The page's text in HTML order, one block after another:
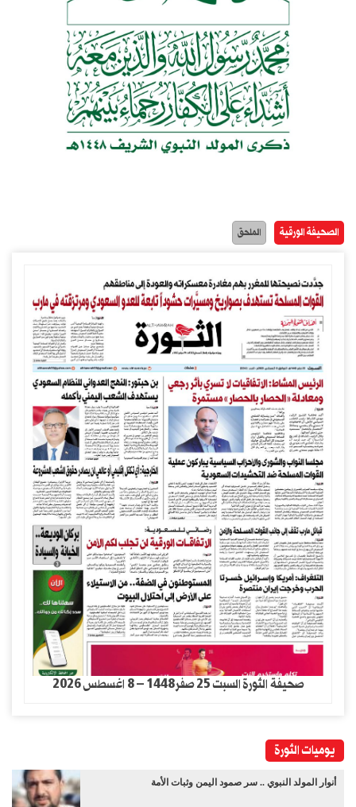
الصحيفة الورقية الملحق
صحيفة الثورة السبت 25 صفر1448 – 8 اغسطس 2026
يوميات الثورة
أنوار المولد النبوي .. سر صمود اليمن وثبات الأمة